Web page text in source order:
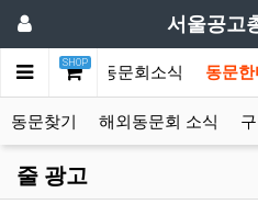
서울공고
SHOP
회소개 총동문회소식 동문
동문찾기 해외동문회 소식
줄 광고